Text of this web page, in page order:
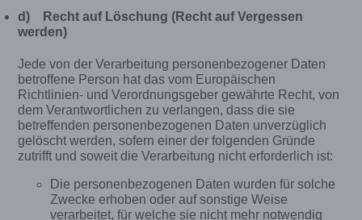
d) Recht auf Löschung (Recht auf Vergessen
werden)
Jede von der Verarbeitung personenbezogener Daten
betroffene Person hat das vom Europäischen
Richtlinien- und Verordnungsgeber gewährte Recht, von
dem Verantwortlichen zu verlangen, dass die sie
betreffenden personenbezogenen Daten unverzüglich
gelöscht werden, sofern einer der folgenden Gründe
zutrifft und soweit die Verarbeitung nicht erforderlich ist:
Die personenbezogenen Daten wurden für solche
Zwecke erhoben oder auf sonstige Weise
verarbeitet, für welche sie nicht mehr notwendig
ermöglichen uns, wie bereits erwähnt, die
Benutzer unserer Internetseite wiederzuerkennen.
Zweck dieser Wiedererkennung ist es, den
Nutzern die Verwendung unserer Internetseite zu
erleichtern. Der Benutzer einer Internetseite, die
Cookies verwendet, muss beispielsweise nicht bei
jedem Besuch der Internetseite erneut seine
Zugangsdaten eingeben, weil dies von der
Internetseite und dem auf dem Computersystem
des Benutzers abgelegten Cookie übernommen
Warenkorbes im Online-Shop. Der Online-Shop
merkt sich die Artikel, die ein Kunde in den